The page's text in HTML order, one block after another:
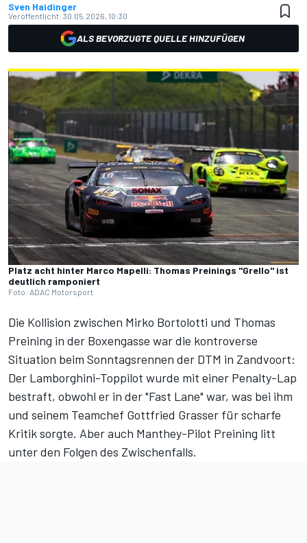
Sven Haidinger
Veröffentlicht: 30.05.2026, 10:30
ALS BEVORZUGTE QUELLE HINZUFÜGEN
Platz acht hinter Marco Mapelli: Thomas Preinings "Grello" ist
deutlich ramponiert
Foto: ADAC Motorsport
Die Kollision zwischen Mirko Bortolotti und Thomas
Preining in der Boxengasse war die kontroverse
Situation beim Sonntagsrennen der DTM in Zandvoort:
Der Lamborghini-Toppilot wurde mit einer Penalty-Lap
bestraft, obwohl er in der "Fast Lane" war, was bei ihm
und seinem Teamchef Gottfried Grasser für scharfe
Kritik sorgte. Aber auch Manthey-Pilot Preining litt
unter den Folgen des Zwischenfalls.